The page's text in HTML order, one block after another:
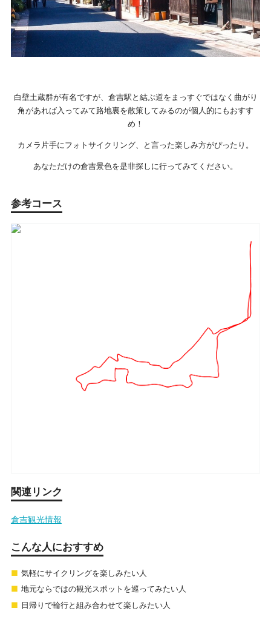
白壁土蔵群が有名ですが、倉吉駅と結ぶ道をまっすぐではなく曲がり
角があれば入ってみて路地裏を散策してみるのが個人的にもおすす
め！
カメラ片手にフォトサイクリング、と言った楽しみ方がぴったり。
あなただけの倉吉景色を是非探しに行ってみてください。
参考コース
関連リンク
倉吉観光情報
こんな人におすすめ
気軽にサイクリングを楽しみたい人
地元ならではの観光スポットを巡ってみたい人
日帰りで輪行と組み合わせて楽しみたい人